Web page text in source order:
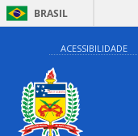
BRASIL
ACESSIBILIDADE